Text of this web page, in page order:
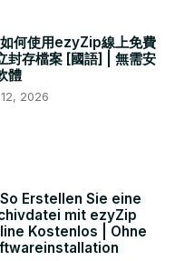
何使用ezyZip線上免費
封存檔案 [國語] | 無需安
體
2026
Erstellen Sie eine
mit ezyZip
Kostenlos | Ohne